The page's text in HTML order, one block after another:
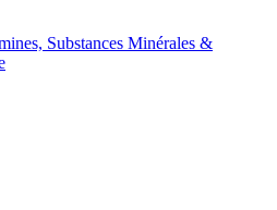
Substances Minérales &